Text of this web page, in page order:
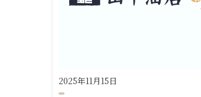
2025年11月15日